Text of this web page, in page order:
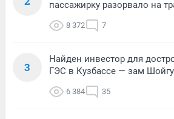
пассажирку разорвало на
8 372 7
3
Найден инвестор для
ГЭС в Кузбассе — зам Шойгу
6 384 35